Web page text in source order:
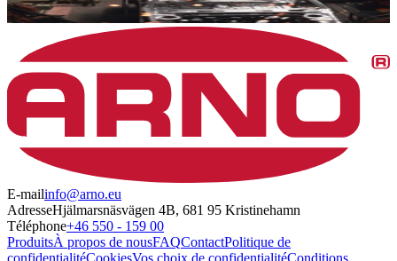
E-mailinfo@arno.eu
AdresseHjälmarsnäsvägen 4B, 681 95 Kristinehamn
Téléphone+46 550 - 159 00
ProduitsÀ propos de nousFAQContactPolitique de